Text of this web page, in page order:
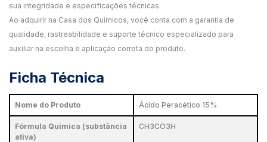
sua integridade e especificações técnicas.
Ao adquirir na Casa dos Químicos, você conta com a garantia de
qualidade, rastreabilidade e suporte técnico especializado para
auxiliar na escolha e aplicação correta do produto.
Ficha Técnica
Nome do Produto Ácido Peracético 15%
Fórmula Química (substância
ativa)
CH3CO3H